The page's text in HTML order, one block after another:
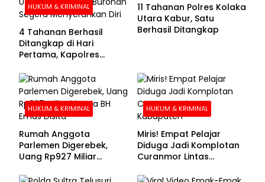
HUKUM & KRIMINAL
4 Tahanan Berhasil
Ditangkap di Hari
Pertama, Kapolres
Buronan Segera
Menyerahkan Diri
11 Tahanan Polres Kolaka
Utara Kabur, Satu
Berhasil Ditangkap
HUKUM & KRIMINAL
Rumah Anggota
Parlemen Digerebek,
Uang Rp927 Miliar
HUKUM & KRIMINAL
Miris! Empat Pelajar
Diduga Jadi Komplotan
Curanmor Lintas